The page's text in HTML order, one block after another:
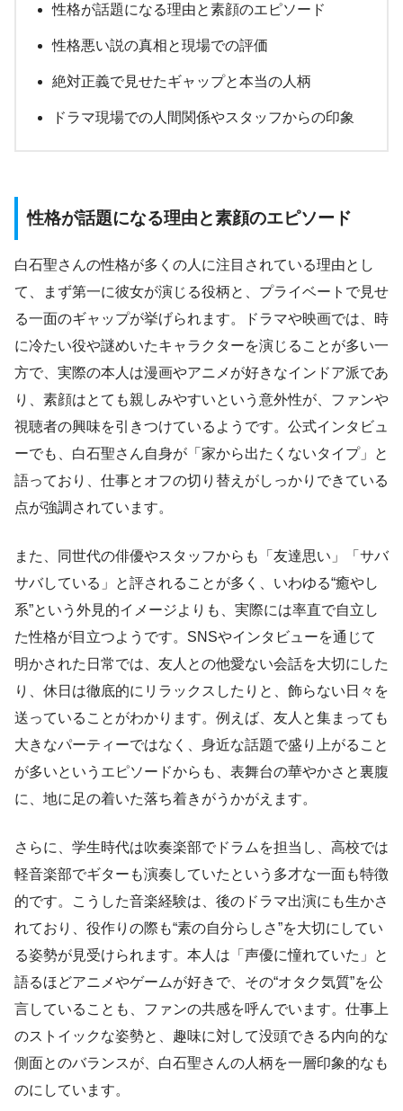
性格が話題になる理由と素顔のエピソード
性格悪い説の真相と現場での評価
絶対正義で見せたギャップと本当の人柄
ドラマ現場での人間関係やスタッフからの印象
性格が話題になる理由と素顔のエピソード
白石聖さんの性格が多くの人に注目されている理由とし
て、まず第一に彼女が演じる役柄と、プライベートで見せ
る一面のギャップが挙げられます。ドラマや映画では、時
に冷たい役や謎めいたキャラクターを演じることが多い一
方で、実際の本人は漫画やアニメが好きなインドア派であ
り、素顔はとても親しみやすいという意外性が、ファンや
視聴者の興味を引きつけているようです。公式インタビュ
ーでも、白石聖さん自身が「家から出たくないタイプ」と
語っており、仕事とオフの切り替えがしっかりできている
点が強調されています。
また、同世代の俳優やスタッフからも「友達思い」「サバ
サバしている」と評されることが多く、いわゆる“癒やし
系”という外見的イメージよりも、実際には率直で自立し
た性格が目立つようです。SNSやインタビューを通じて
明かされた日常では、友人との他愛ない会話を大切にした
り、休日は徹底的にリラックスしたりと、飾らない日々を
送っていることがわかります。例えば、友人と集まっても
大きなパーティーではなく、身近な話題で盛り上がること
が多いというエピソードからも、表舞台の華やかさと裏腹
に、地に足の着いた落ち着きがうかがえます。
さらに、学生時代は吹奏楽部でドラムを担当し、高校では
軽音楽部でギターも演奏していたという多才な一面も特徴
的です。こうした音楽経験は、後のドラマ出演にも生かさ
れており、役作りの際も“素の自分らしさ”を大切にしてい
る姿勢が見受けられます。本人は「声優に憧れていた」と
語るほどアニメやゲームが好きで、その“オタク気質”を公
言していることも、ファンの共感を呼んでいます。仕事上
のストイックな姿勢と、趣味に対して没頭できる内向的な
側面とのバランスが、白石聖さんの人柄を一層印象的なも
のにしています。